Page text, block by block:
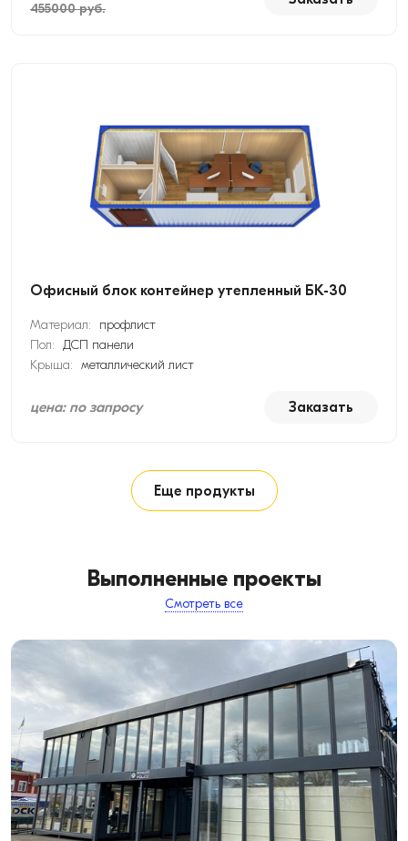
455000 руб.
Офисный блок контейнер утепленный БК-30
Материал:
профлист
Пол: ДСП панели
Крыша: металлический лист
цена: по запросу Заказать
Еще продукты
Выполненные проекты
Смотреть все